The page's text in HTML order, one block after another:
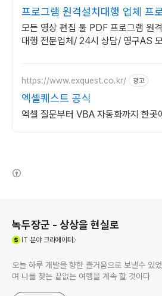
프로그램 원격설치대행 업체 프
원격설치대행 전문
모든 영상 편집 툴 PDF 프로그램 원
대행 전문업체/ 24시 상담/ 영구AS
https://www.exquest.co.kr/ 광고
엑셀퀘스트 공식
엑셀 질문부터 VBA 자동화까지 한곳
녹두장군 - 상상을 현실로
IT 분야 크리에이터
오늘 하루 개발을 향한 즐거움으로 보낼수 있
며 나를 찾는 끝없는 여행을 계속 할 것이다